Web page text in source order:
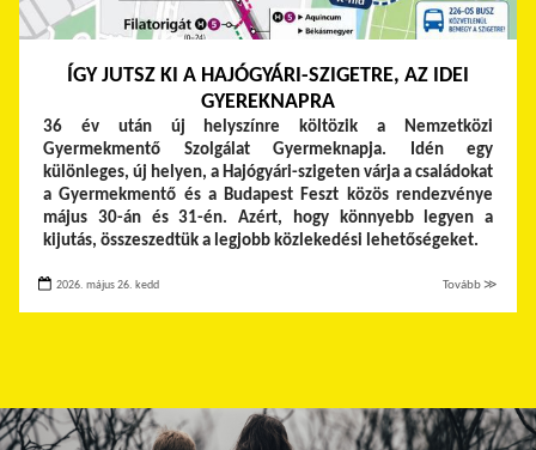
ÍGY JUTSZ KI A HAJÓGYÁRI-SZIGETRE, AZ IDEI
GYEREKNAPRA
36 év után új helyszínre költözik a Nemzetközi
Gyermekmentő Szolgálat Gyermeknapja. Idén egy
különleges, új helyen, a Hajógyári-szigeten várja a családokat
a Gyermekmentő és a Budapest Feszt közös rendezvénye
május 30-án és 31-én. Azért, hogy könnyebb legyen a
kijutás, összeszedtük a legjobb közlekedési lehetőségeket.
2026. május 26. kedd Tovább ≫